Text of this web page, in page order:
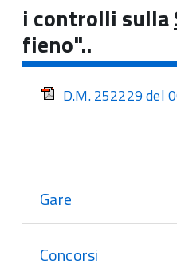
i controlli sulla
fieno"..
D.M. 252229 del
Gare
Concorsi